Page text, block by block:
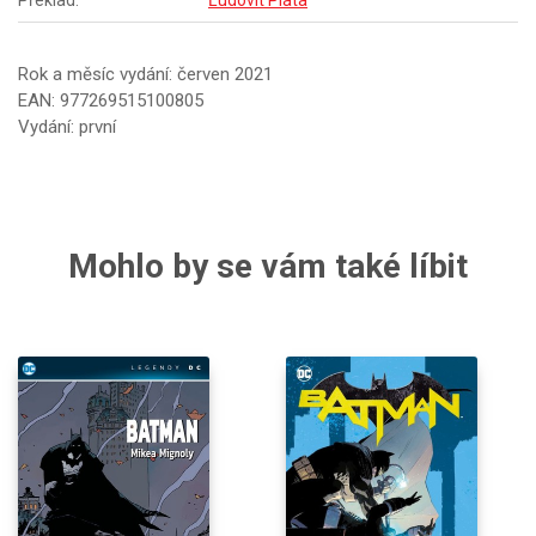
Rok a měsíc vydání: červen 2021
EAN: 977269515100805
Vydání: první
Mohlo by se vám také líbit